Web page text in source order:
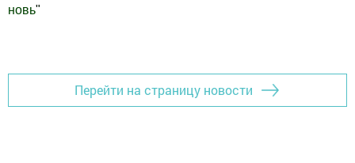
новь"
Перейти на страницу новости